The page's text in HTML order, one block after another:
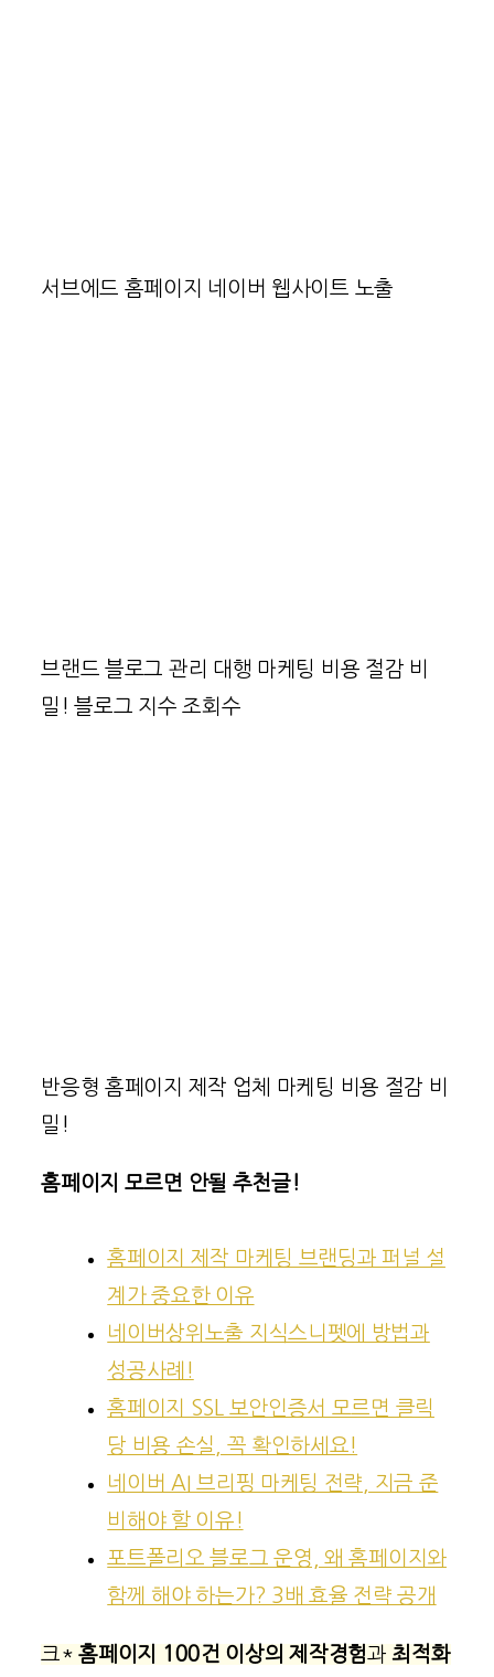
서브에드 홈페이지 네이버 웹사이트 노출
브랜드 블로그 관리 대행 마케팅 비용 절감 비
밀! 블로그 지수 조회수
반응형 홈페이지 제작 업체 마케팅 비용 절감 비
밀!
홈페이지 모르면 안될 추천글!
홈페이지 제작 마케팅 브랜딩과 퍼널 설
계가 중요한 이유
네이버상위노출 지식스니펫에 방법과
성공사례!
홈페이지 SSL 보안인증서 모르면 클릭
당 비용 손실, 꼭 확인하세요!
네이버 AI 브리핑 마케팅 전략, 지금 준
비해야 할 이유!
포트폴리오 블로그 운영, 왜 홈페이지와
함께 해야 하는가? 3배 효율 전략 공개
크*홈페이지 100건 이상의 제작경험과최적화